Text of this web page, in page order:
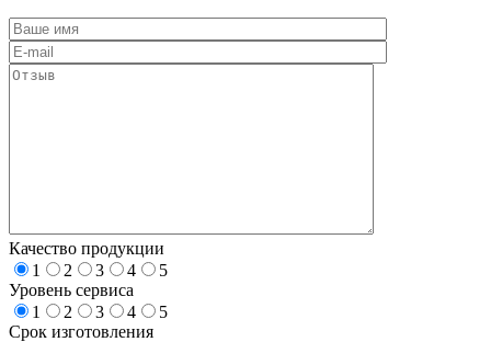
Качество продукции
1
2 3 4
5
Уровень сервиса
1
2 3 4
5
Срок изготовления